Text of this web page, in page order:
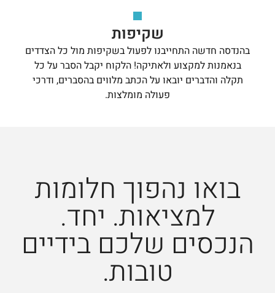
שקיפות
בהנדסה חדשה התחייבנו לפעול בשקיפות מול כל הצדדים
בנאמנות למקצוע ולאתיקה! הלקוח יקבל הסבר על כל
תקלה והדברים יובאו על הכתב מלווים בהסברים, ודרכי
פעולה מומלצות.
בואו נהפוך חלומות
למציאות. יחד.
הנכסים שלכם בידיים
טובות.